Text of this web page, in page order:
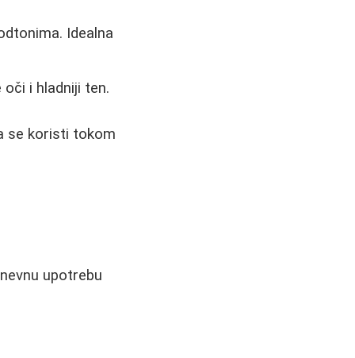
Idealna
i hladniji ten.
se koristi tokom
upotrebu